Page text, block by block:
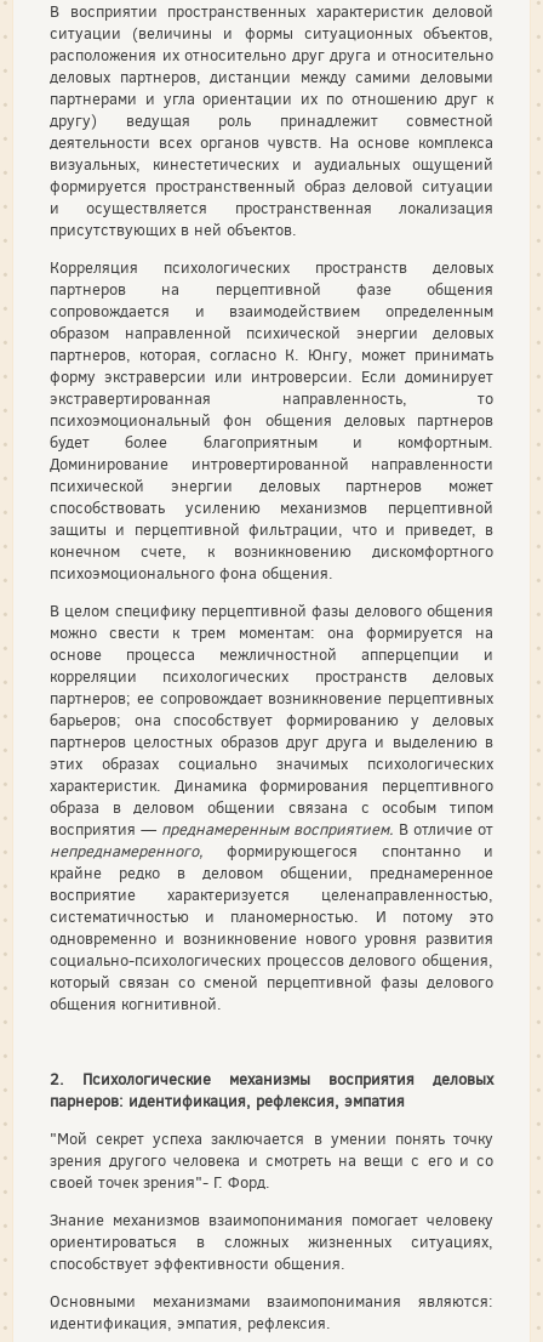
В восприятии пространственных характеристик деловой
ситуации (величины и формы ситуационных объектов,
расположения их относительно друг друга и относительно
деловых партнеров, дистанции между самими деловыми
партнерами и угла ориентации их по отношению друг к
другу) ведущая роль принадлежит совместной
деятельности всех органов чувств. На основе комплекса
визуальных, кинестетических и аудиальных ощущений
формируется пространственный образ деловой ситуации
и осуществляется пространственная локализация
присутствующих в ней объектов.
Корреляция психологических пространств деловых
партнеров на перцептивной фазе общения
сопровождается и взаимодействием определенным
образом направленной психической энергии деловых
партнеров, которая, согласно К. Юнгу, может принимать
форму экстраверсии или интроверсии. Если доминирует
экстравертированная направленность, то
психоэмоциональный фон общения деловых партнеров
будет более благоприятным и комфортным.
Доминирование интровертированной направленности
психической энергии деловых партнеров может
способствовать усилению механизмов перцептивной
защиты и перцептивной фильтрации, что и приведет, в
конечном счете, к возникновению дискомфортного
психоэмоционального фона общения.
В целом специфику перцептивной фазы делового общения
можно свести к трем моментам: она формируется на
основе процесса межличностной апперцепции и
корреляции психологических пространств деловых
партнеров; ее сопровождает возникновение перцептивных
барьеров; она способствует формированию у деловых
партнеров целостных образов друг друга и выделению в
этих образах социально значимых психологических
характеристик. Динамика формирования перцептивного
образа в деловом общении связана с особым типом
восприятия — преднамеренным восприятием. В отличие от
непреднамеренного,формирующегося спонтанно и
крайне редко в деловом общении, преднамеренное
восприятие характеризуется целенаправленностью,
систематичностью и планомерностью. И потому это
одновременно и возникновение нового уровня развития
социально-психологических процессов делового общения,
который связан со сменой перцептивной фазы делового
общения когнитивной.
2. Психологические механизмы восприятия деловых
парнеров: идентификация, рефлексия, эмпатия
"Мой секрет успеха заключается в умении понять точку
зрения другого человека и смотреть на вещи с его и со
своей точек зрения"- Г. Форд.
Знание механизмов взаимопонимания помогает человеку
ориентироваться в сложных жизненных ситуациях,
способствует эффективности общения.
Основными механизмами взаимопонимания являются:
идентификация, эмпатия, рефлексия.